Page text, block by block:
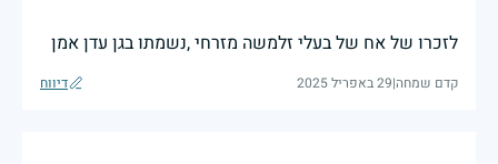
לזכרו של אח של בעלי זלמשה מזרחי ,נשמתו בגן עדן אמן
קדם שמחה|29 באפריל 2025 דיווח